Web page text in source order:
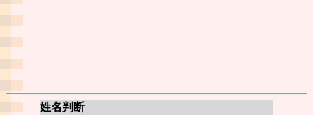
姓名判断